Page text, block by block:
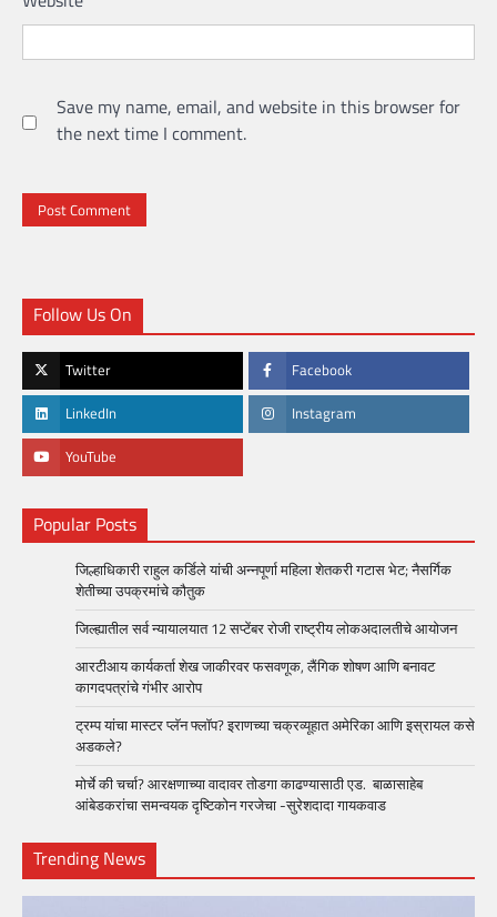
Save my name, email, and website in this browser for
the next time I comment.
Follow Us On
Twitter Facebook
LinkedIn Instagram
YouTube
Popular Posts
जिल्हाधिकारी राहुल कर्डिले यांची अन्नपूर्णा महिला शेतकरी गटास भेट; नैसर्गिक
शेतीच्या उपक्रमांचे कौतुक
जिल्ह्यातील सर्व न्यायालयात 12 सप्टेंबर रोजी राष्ट्रीय लोकअदालतीचे आयोजन
आरटीआय कार्यकर्ता शेख जाकीरवर फसवणूक, लैंगिक शोषण आणि बनावट
कागदपत्रांचे गंभीर आरोप
ट्रम्प यांचा मास्टर प्लॅन फ्लॉप? इराणच्या चक्रव्यूहात अमेरिका आणि इस्रायल कसे
अडकले?
मोर्चे की चर्चा? आरक्षणाच्या वादावर तोडगा काढण्यासाठी एड. बाळासाहेब
आंबेडकरांचा समन्वयक दृष्टिकोन गरजेचा -सुरेशदादा गायकवाड
Trending News